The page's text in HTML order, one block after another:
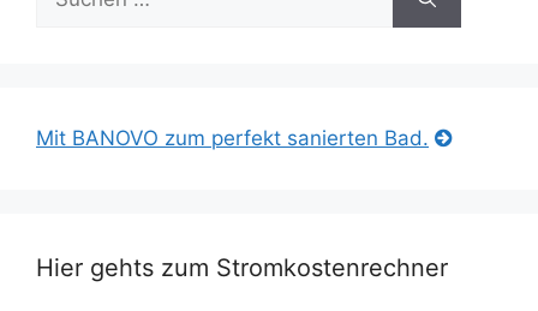
nach:
Mit BANOVO zum perfekt sanierten Bad.
Hier gehts zum Stromkostenrechner